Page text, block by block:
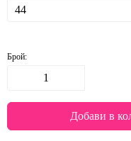
Брой: